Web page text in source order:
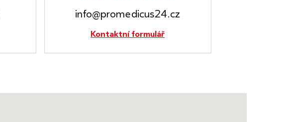
info@promedicus24.cz
Kontaktní formulář